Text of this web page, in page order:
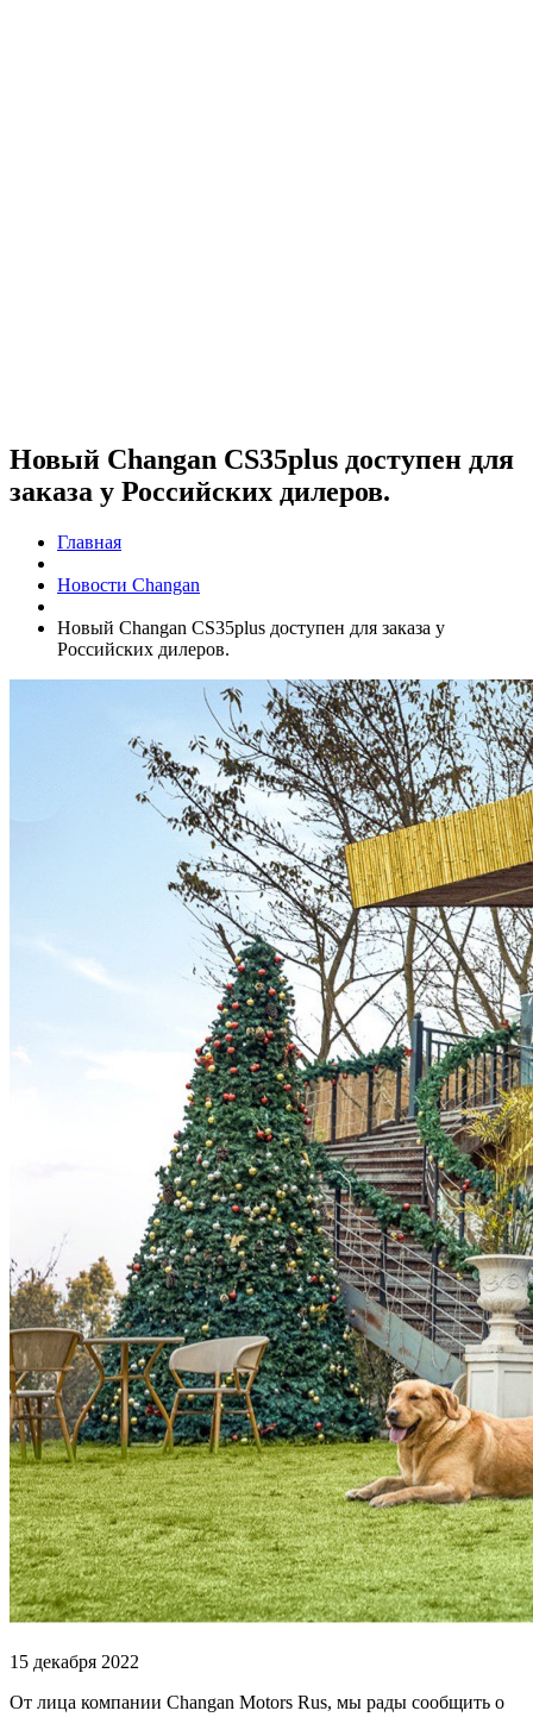
Новый Changan CS35plus доступен для
заказа у Российских дилеров.
Главная
Новости Changan
Новый Changan CS35plus доступен для заказа у
Российских дилеров.
15 декабря 2022
От лица компании Changan Motors Rus, мы рады сообщить о